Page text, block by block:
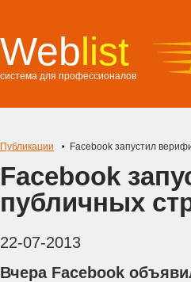
Weblist
система для профессионалов
Публикации Facebook запустил
Facebook
публичных
22-07-2013
Вчера Facebook